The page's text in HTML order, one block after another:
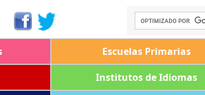
Escuelas Primarias
Institutos de Idiomas